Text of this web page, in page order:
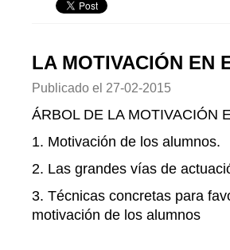
LA MOTIVACIÓN EN
Publicado el 27-02-2015
ÁRBOL DE LA MOTIVACIÓN
1. Motivación de los alumnos.
2. Las grandes vías de
3. Técnicas concretas para
motivación de los alumnos